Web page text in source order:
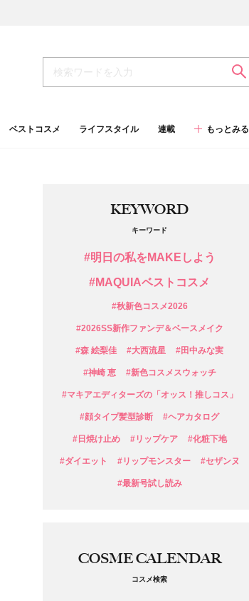
ベストコスメ ライフスタイル 連載 もっとみる
KEYWORD
キーワード
#明日の私をMAKEしよう
#MAQUIAベストコスメ
#秋新色コスメ2026
#2026SS新作ファンデ＆ベースメイク
#森 絵梨佳 #大西流星 #田中みな実
#神崎 恵 #新色コスメスウォッチ
#マキアエディターズの「オッス！推しコス」
#顔タイプ髪型診断 #ヘアカタログ
#日焼け止め #リップケア #化粧下地
#ダイエット #リップモンスター #セザンヌ
#最新号試し読み
COSME CALENDAR
コスメ検索